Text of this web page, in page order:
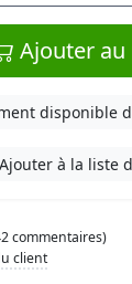
commentaires)
client
Ajouter au
disponible
Ajouter à la liste